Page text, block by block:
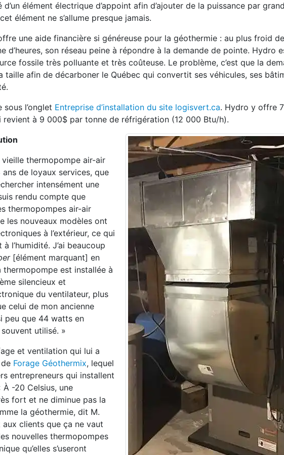
élément électrique d’appoint afin d’ajouter de la puissance par
élément ne s’allume presque jamais.
une aide financière si généreuse pour la géothermie : au plus froid
d’heures, son réseau peine à répondre à la demande de pointe. Hydro
fossile très polluante et très coûteuse. Le problème, c’est que la
taille afin de décarboner le Québec qui convertit ses véhicules, ses
sous l’onglet Entreprise d’installation du site logisvert.ca. Hydro y offre
revient à 9 000$ par tonne de réfrigération (12 000 Btu/h).
vieille thermopompe air-air
ans de loyaux services, que
intensément une
rendu compte que
thermopompes air-air
les nouveaux modèles ont
niques à l’extérieur, ce qui
l’humidité. J’ai beaucoup
[élément marquant] en
est installée à
silencieux et
du ventilateur, plus
celui de mon ancienne
peu que 44 watts en
utilisé. »
et ventilation qui lui a
Forage Géothermix, lequel
entrepreneurs qui installent
À -20 Celsius, une
fort et ne diminue pas la
la géothermie, dit M.
aux clients que ça ne vaut
nouvelles thermopompes
qu’elles s’useront